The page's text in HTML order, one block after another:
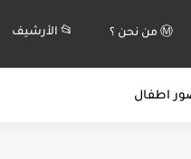
Ⓜ️ من نحن ؟ 📂 الأرشيف
اطفال